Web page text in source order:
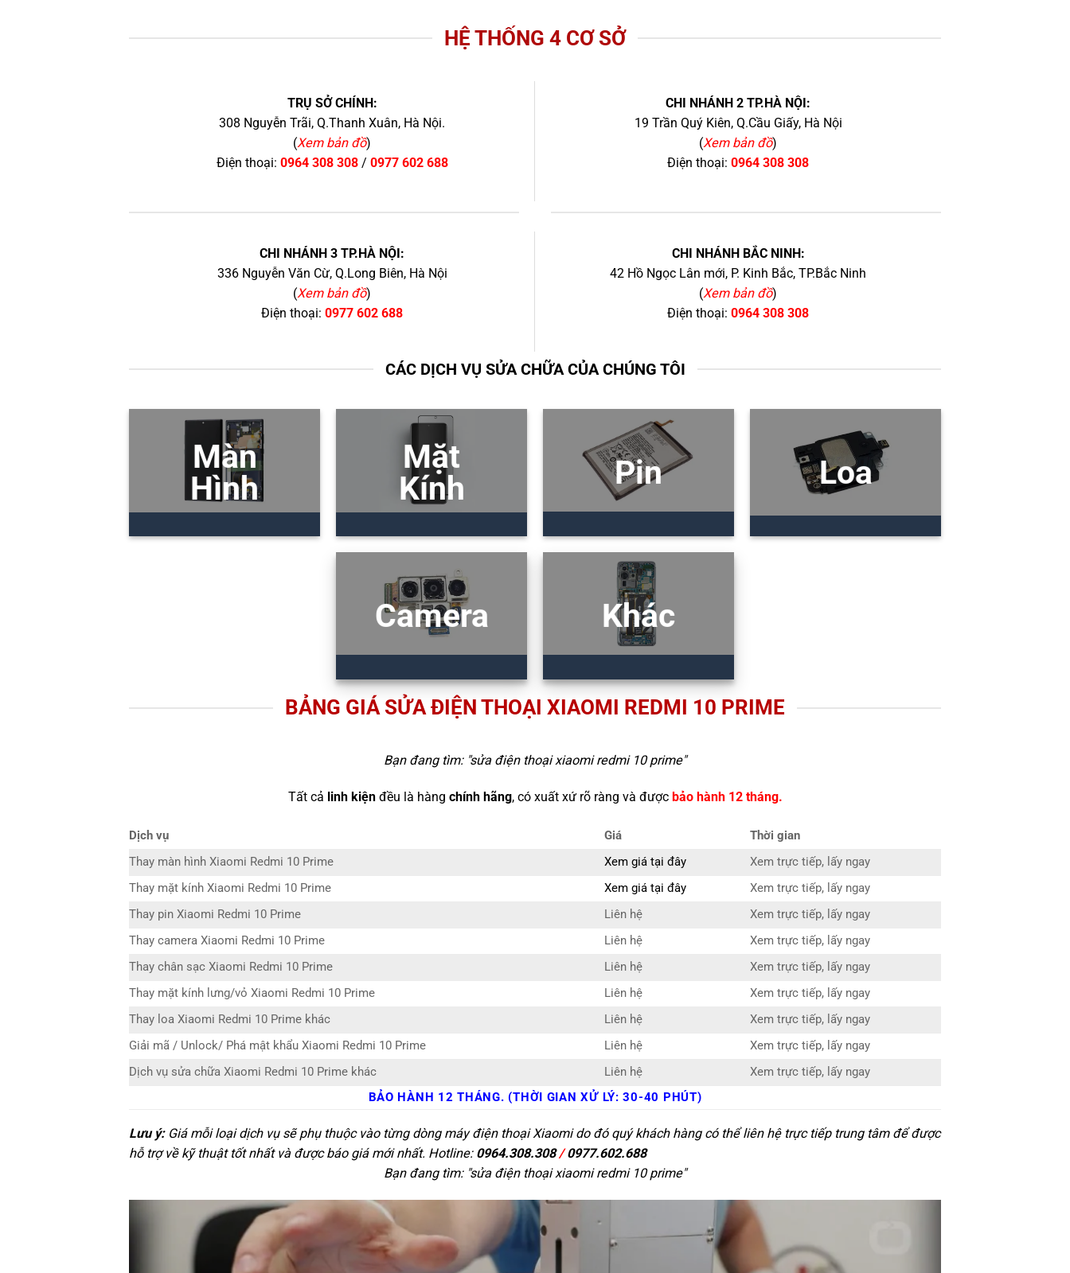
HỆ THỐNG 4 CƠ SỞ
TRỤ SỞ CHÍNH:
308 Nguyễn Trãi, Q.Thanh Xuân, Hà Nội.
(Xem bản đồ)
Điện thoại: 0964 308 308/ 0977 602 688
CHI NHÁNH 2 TP.HÀ NỘI:
19 Trần Quý Kiên, Q.Cầu Giấy, Hà Nội
(Xem bản đồ)
Điện thoại: 0964 308 308
CHI NHÁNH 3 TP.HÀ NỘI:
336 Nguyễn Văn Cừ, Q.Long Biên, Hà Nội
(Xem bản đồ)
Điện thoại: 0977 602 688
CHI NHÁNH BẮC NINH:
42 Hồ Ngọc Lân mới, P. Kinh Bắc, TP.Bắc Ninh
(Xem bản đồ)
Điện thoại: 0964 308 308
CÁC DỊCH VỤ SỬA CHỮA CỦA CHÚNG TÔI
Màn
Hình
Mặt
Kính
Pin Loa
Camera Khác
BẢNG GIÁ SỬA ĐIỆN THOẠI XIAOMI REDMI 10 PRIME
Bạn đang tìm: "sửa điện thoại xiaomi redmi 10 prime"
Tất cả linh kiệnđều là hàng chính hãng, có xuất xứ rõ ràng và được bảo hành 12 tháng.
Dịch vụ Giá
Thời gian
Thay màn hình Xiaomi Redmi 10 Prime
Xem giá tại đây
Xem trực tiếp, lấy ngay
Thay mặt kính Xiaomi Redmi 10 Prime
Xem giá tại đây
Xem trực tiếp, lấy ngay
Thay pin Xiaomi Redmi 10 Prime
Liên hệ
Xem trực tiếp, lấy ngay
Thay camera Xiaomi Redmi 10 Prime
Liên hệ
Xem trực tiếp, lấy ngay
Thay chân sạc Xiaomi Redmi 10 Prime
Liên hệ
Xem trực tiếp, lấy ngay
Thay mặt kính lưng/vỏ Xiaomi Redmi 10 Prime
Liên hệ
Xem trực tiếp, lấy ngay
Thay loa Xiaomi Redmi 10 Prime khác
Liên hệ
Xem trực tiếp, lấy ngay
Giải mã / Unlock/ Phá mật khẩu Xiaomi Redmi 10 Prime
Liên hệ
Xem trực tiếp, lấy ngay
Dịch vụ sửa chữa Xiaomi Redmi 10 Prime khác
Liên hệ
Xem trực tiếp, lấy ngay
BẢO HÀNH 12 THÁNG. (THỜI GIAN XỬ LÝ: 30-40 PHÚT)
Lưu ý:Giá mỗi loại dịch vụ sẽ phụ thuộc vào từng dòng máy điện thoại Xiaomi do đó quý khách hàng có thể liên hệ trực tiếp trung tâm để được
hỗ trợ về kỹ thuật tốt nhất và được báo giá mới nhất. Hotline: 0964.308.308/0977.602.688
Bạn đang tìm: "sửa điện thoại xiaomi redmi 10 prime"